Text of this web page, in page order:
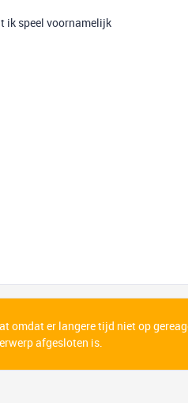
ik speel voornamelijk
omdat er langere tijd niet op
afgesloten is.